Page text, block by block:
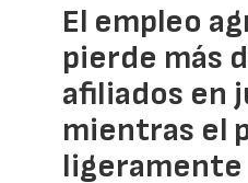
El empleo
pierde más
afiliados en
mientras el
ligeramente